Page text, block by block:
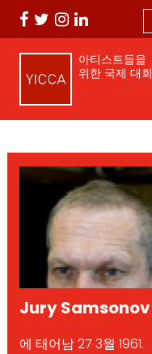
아티스트들을
위한 국제 대회
Jury Samsonov
에 태어남 27 3월 1961.